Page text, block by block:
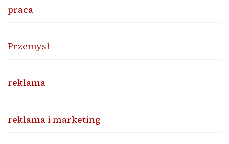
praca
Przemysł
reklama
reklama i marketing